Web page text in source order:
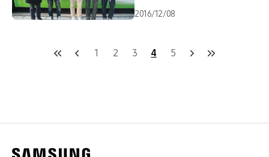
2016/12/08
1 2 3 4 5